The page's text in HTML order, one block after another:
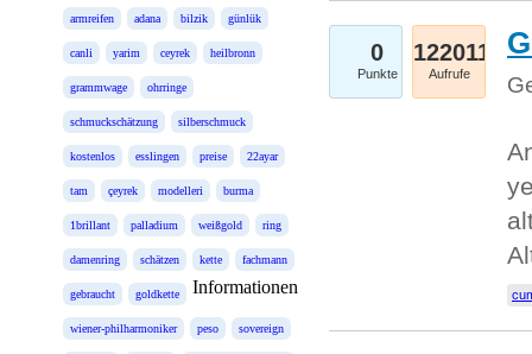
armreifen adana bilzik günlük
canli yarim ceyrek heilbronn
grammwage ohrringe
schmuckschätzung silberschmuck
kostenlos esslingen preise 22ayar
tam çeyrek modelleri burma
1brillant palladium weißgold ring
damenring schätzen kette fachmann
gebraucht goldkette
wiener-philharmoniker peso sovereign
Informationen
0
Punkte
122011
Aufrufe